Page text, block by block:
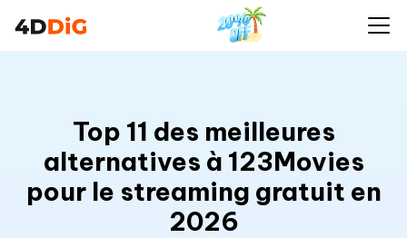
Top 11 des meilleures
alternatives à 123Movies
pour le streaming gratuit en
2026